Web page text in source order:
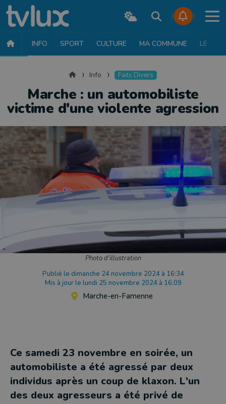
INFO SPORT CULTURE MA COMMUNE LE JT
AccueilInfo Faits Divers
Marche : un automobiliste
victime d'une violente agression
Photo d'illustration
Publié le dimanche 24 novembre 2024 à 16:34
Mis à jour le lundi 25 novembre 2024 à 16:09
Marche-en-Famenne
Ce samedi 23 novembre en soirée, un
automobiliste a été agressé par deux
individus après un coup de klaxon. L'un
des deux agresseurs a été privé de